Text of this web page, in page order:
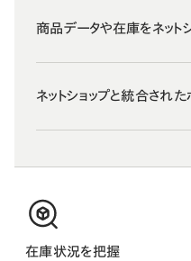
商品データや在庫をネット
ネットショップと統合され
在庫状況を把握